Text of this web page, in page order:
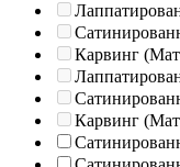
Карвинг
Карвинг